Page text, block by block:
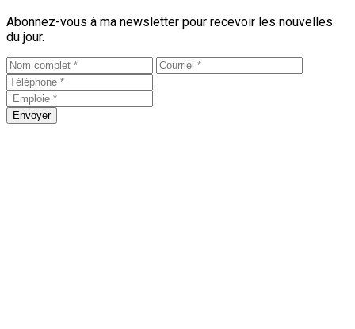
Abonnez-vous à ma newsletter pour recevoir les nouvelles
du jour.
Envoyer